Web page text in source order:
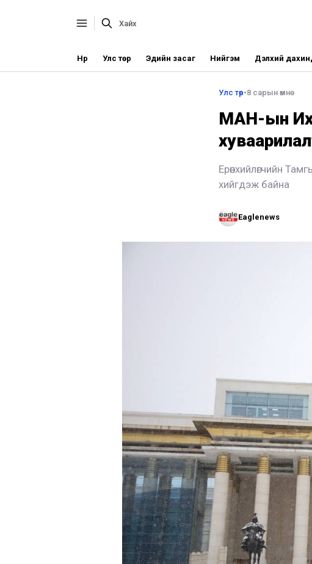
Нүүр Улс төр Эдийн засаг Нийгэм Дэлхий
Улс төр•8 сарын өмнө
МАН-ын Их
Ерөнхийлөгчийн
хийгдэж байна
Eaglenews